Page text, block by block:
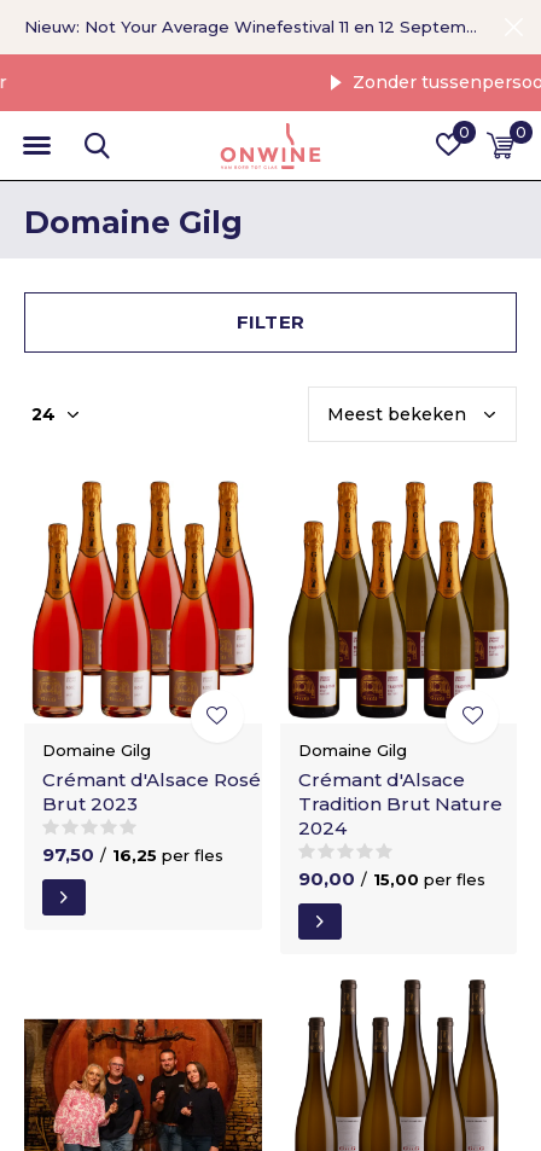
0 0
Zonder tussenpersoon
Nieuw: Not Your Average Winefestival 11 en 12 September >
Domaine Gilg
FILTER
Domaine Gilg
Crémant d'Alsace Rosé
Brut 2023
97,50 / 16,25 per fles
Domaine Gilg
Crémant d'Alsace
Tradition Brut Nature
2024
90,00 / 15,00 per fles